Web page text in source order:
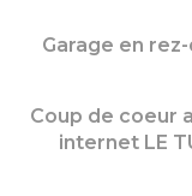
Garage en
Coup de coeur
internet LE